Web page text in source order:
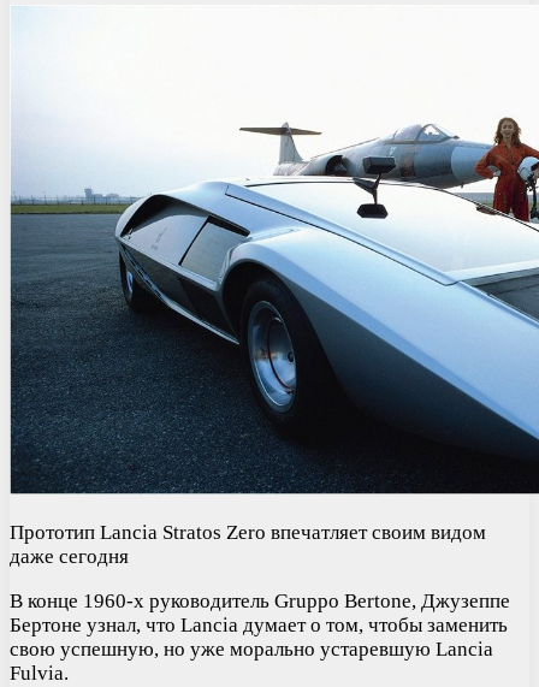
Прототип Lancia Stratos Zero впечатляет своим видом
даже сегодня
В конце 1960-х руководитель Gruppo Bertone, Джузеппе
Бертоне узнал, что Lancia думает о том, чтобы заменить
свою успешную, но уже морально устаревшую Lancia
Fulvia.